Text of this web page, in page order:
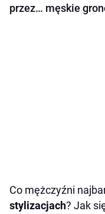
przez… męskie
Co mężczyźni
stylizacjach? Jak